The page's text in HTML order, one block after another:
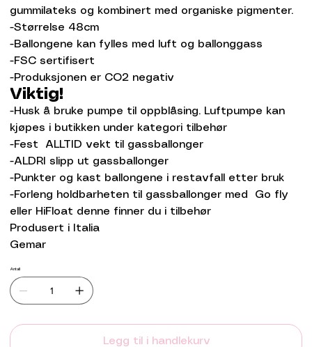
gummilateks og kombinert med organiske pigmenter.
-Størrelse 48cm
-Ballongene kan fylles med luft og ballonggass
-FSC sertifisert
-Produksjonen er CO2 negativ
Viktig!
-Husk å bruke pumpe til oppblåsing. Luftpumpe kan
kjøpes i butikken under kategori tilbehør
-Fest ALLTID vekt til gassballonger
-ALDRI slipp ut gassballonger
-Punkter og kast ballongene i restavfall etter bruk
-Forleng holdbarheten til gassballonger med Go fly
eller HiFloat denne finner du i tilbehør
Produsert i Italia
Gemar
Antall
Legg til i handlekurv